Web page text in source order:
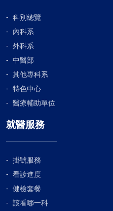
科別總覽
內科系
外科系
中醫部
其他專科系
特色中心
醫療輔助單位
就醫服務
掛號服務
看診進度
健檢套餐
該看哪一科